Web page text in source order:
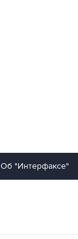
Об "Интерфаксе"